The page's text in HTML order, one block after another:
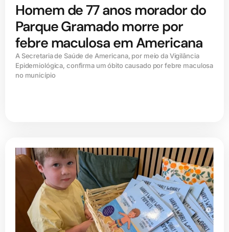
Homem de 77 anos morador do
Parque Gramado morre por
febre maculosa em Americana
A Secretaria de Saúde de Americana, por meio da Vigilância
Epidemiológica, confirma um óbito causado por febre maculosa
no município